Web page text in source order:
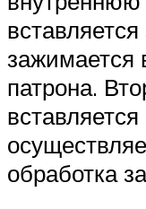
вставляется
зажимается
патрона.
обработка